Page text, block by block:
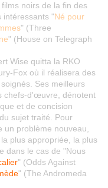
noirs de la fin des
intéressants "Né pour
" (Three
" (House on Telegraph
Wise quitta la RKO
Fox où il réalisera des
Ses meilleurs
chefs-d'œuvre, dénotent
et de concision
sujet traité. Pour
un problème nouveau,
plus appropriée, la plus
dans le cas de "Nous
" (Odds Against
" (The Andromeda